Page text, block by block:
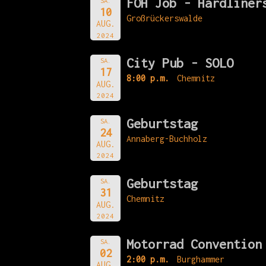
10
AUG.
2024
Großrückerswalde
SA.
17
AUG.
2024
City Pub - SOLO
8:00 p.m. Chemnitz
SA.
24
AUG.
2024
Geburtstag
Annaberg-Buchholz
SA.
31
AUG.
2024
Geburtstag
Chemnitz
SA.
02
Motorrad Convention
2:00 p.m. Burghammer